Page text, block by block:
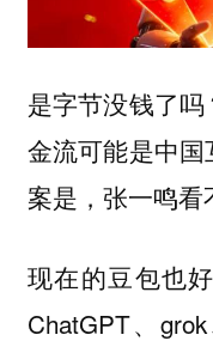
是字节没钱了
金流可能是中
案是，张一鸣看
现在的豆包也
ChatGPT、